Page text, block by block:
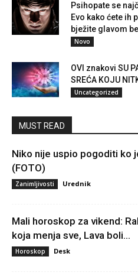
Psihopate se
Evo kako ćete ih
bježite glavom
Novo
OVI znakovi SU
SREĆA KOJU
Uncategorized
MUST READ
Niko nije uspio pogoditi ko
(FOTO)
Zanimljivosti Urednik
Mali horoskop za vikend:
koja menja sve, Lava boli...
Horoskop Desk